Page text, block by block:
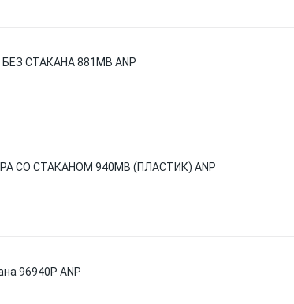
СТАКАНА 881MB ANP
СО СТАКАНОМ 940MB (ПЛАСТИК) ANP
96940P ANP